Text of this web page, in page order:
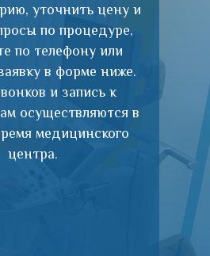
уточнить цену и
по процедуре,
по телефону или
в форме ниже.
и запись к
осуществляются в
медицинского
центра.